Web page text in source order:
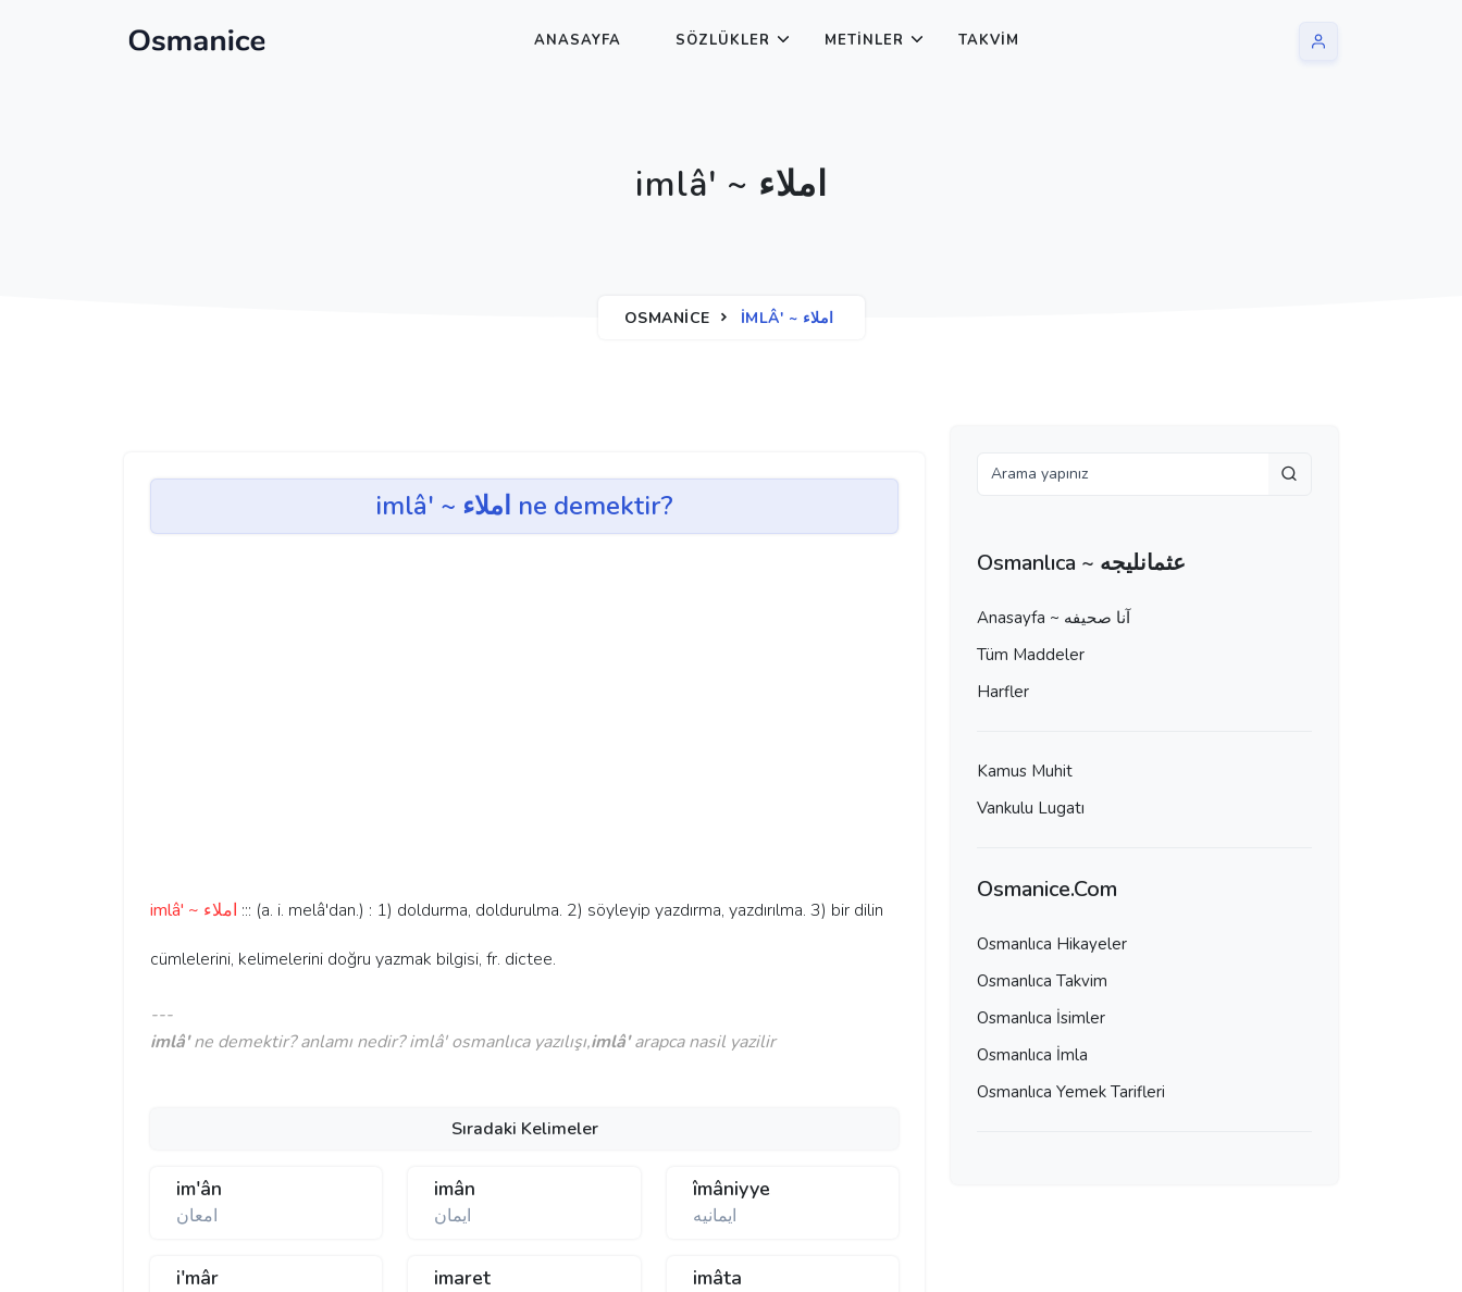
ANASAYFA SÖZLÜKLER METINLER TAKVIM
imlâ' ~ املاء
OSMANICE IMLÂ' ~ املاء
imlâ' ~ املاء ne demektir?
imlâ' ~ املاء ::: (a. i. melâ'dan.) : 1) doldurma, doldurulma. 2) söyleyip yazdırma, yazdırılma. 3) bir dilin
cümlelerini, kelimelerini doğru yazmak bilgisi, fr. dictee.
---
imlâ'ne demektir? anlamı nedir? imlâ' osmanlıca yazılışı,imlâ'arapca nasil yazilir
Sıradaki Kelimeler
im'ân
امعان
imân
ايمان
îmâniyye
ايمانيه
i'mâr imaret imâta
Osmanlıca ~ عثمانليجه
Anasayfa ~ آنا صحيفه
Tüm Maddeler
Harfler
Kamus Muhit
Vankulu Lugatı
Osmanice.Com
Osmanlıca Hikayeler
Osmanlıca Takvim
Osmanlıca İsimler
Osmanlıca İmla
Osmanlıca Yemek Tarifleri